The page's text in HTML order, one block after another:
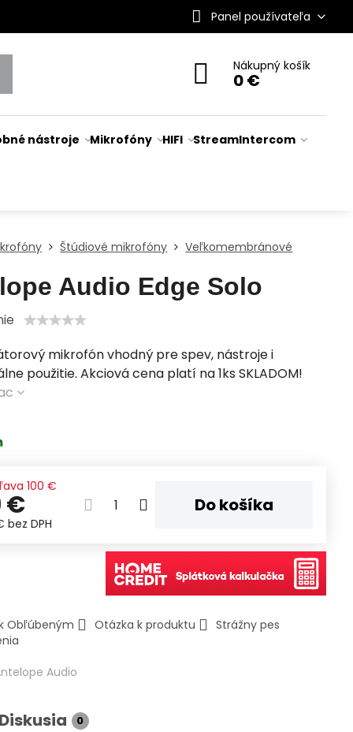
Panel používateľa
Nákupný košík
0 €
nástroje Mikrofóny HIFI StreamIntercom
Štúdiové mikrofóny Veľkomembránové
Audio Edge Solo
mikrofón vhodný pre spev, nástroje i
použitie. Akciová cena platí na 1ks SKLADOM!
100 €
€
bez DPH
Do košíka
Obľúbeným Otázka k produktu
Strážny pes
Audio
Diskusia 0